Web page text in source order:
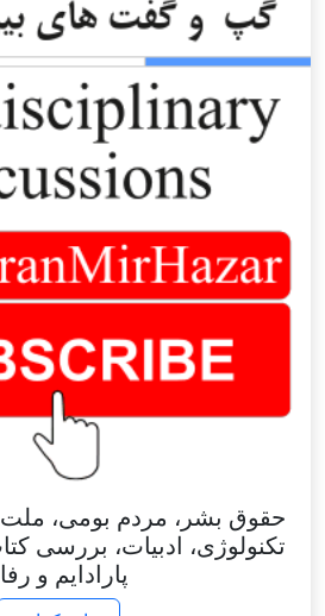
حقوق بشر، مردم بومی،
تکنولوژی، ادبیات، بررسی
پارادایم و